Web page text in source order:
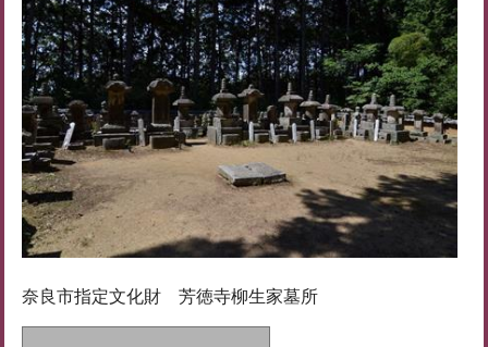
奈良市指定文化財 芳徳寺柳生家墓所